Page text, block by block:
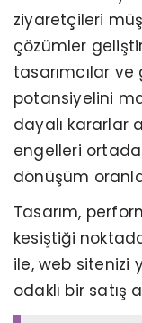
ziyaretçileri
çözümler
tasarımcılar
potansiyelini
dayalı kararlar
engelleri
dönüşüm
Tasarım,
kesiştiği
ile, web sitenizi
odaklı bir satış